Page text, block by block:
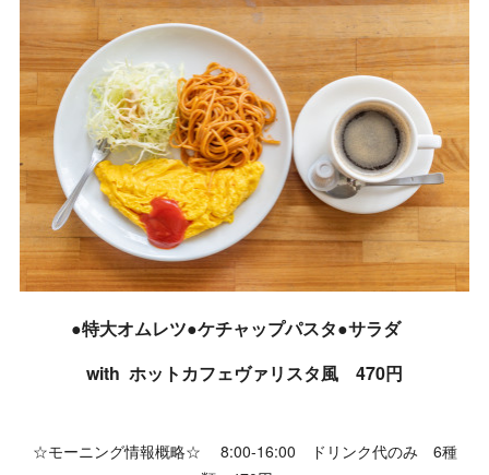
●特大オムレツ●ケチャップパスタ●サラダ
with ホットカフェヴァリスタ風 470円
☆モーニング情報概略☆ 8:00-16:00 ドリンク代のみ 6種